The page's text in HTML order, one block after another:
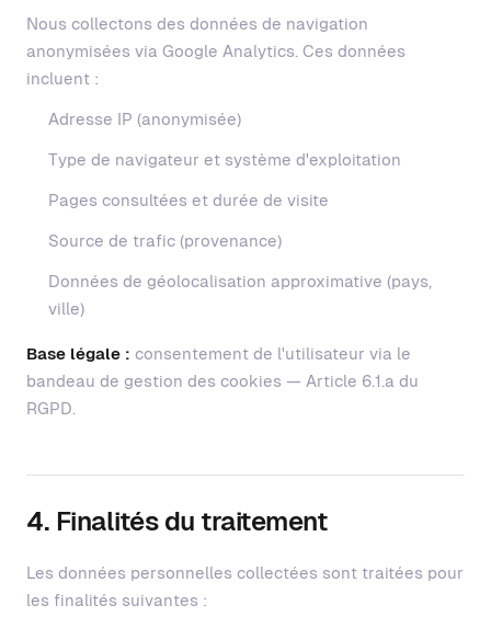
Nous collectons des données de navigation
anonymisées via Google Analytics. Ces données
incluent :
Adresse IP (anonymisée)
Type de navigateur et système d'exploitation
Pages consultées et durée de visite
Source de trafic (provenance)
Données de géolocalisation approximative (pays,
ville)
Base légale : consentement de l'utilisateur via le
bandeau de gestion des cookies — Article 6.1.a du
RGPD.
4. Finalités du traitement
Les données personnelles collectées sont traitées pour
les finalités suivantes :